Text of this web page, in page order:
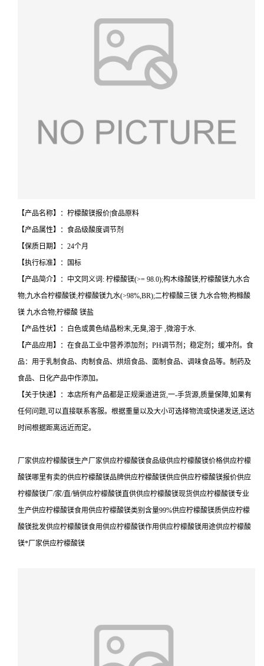
【产品名称】：柠檬酸镁报价|食品原料
【产品属性】：食品级酸度调节剂
【保质日期】：24个月
【执行标准】：国标
【产品简介】：中文同义词: 柠檬酸镁(>= 98.0);构木缘酸镁;柠檬酸镁九水合
物;九水合柠檬酸镁;柠檬酸镁九水(>98%,BR);二柠檬酸三镁 九水合物;枸橼酸
镁 九水合物;柠檬酸 镁盐
【产品性状】：白色或黄色结晶粉末,无臭,溶于 ,微溶于水.
【产品应用】：在食品工业中营养添加剂；PH调节剂；稳定剂；缓冲剂。食
品：用于乳制食品、肉制食品、烘焙食品、面制食品、调味食品等。制药及
食品、日化产品中作添加。
【关于快递】：本店所有产品都是正规渠道进货,一-手货源,质量保障,如果有
任何问题,可以直接联系客服。根据重量以及大小可选择物流或快递发送,送达
时间根据距离远近而定。
厂家供应柠檬酸镁生产厂家供应柠檬酸镁食品级供应柠檬酸镁价格供应柠檬
酸镁哪里有卖的供应柠檬酸镁品牌供应柠檬酸镁供应供应柠檬酸镁报价供应
柠檬酸镁厂/家/直/销供应柠檬酸镁直供供应柠檬酸镁现货供应柠檬酸镁专业
生产供应柠檬酸镁食用供应柠檬酸镁类别含量99%供应柠檬酸镁质供应柠檬
酸镁批发供应柠檬酸镁食用供应柠檬酸镁作用供应柠檬酸镁用途供应柠檬酸
镁*厂家供应柠檬酸镁